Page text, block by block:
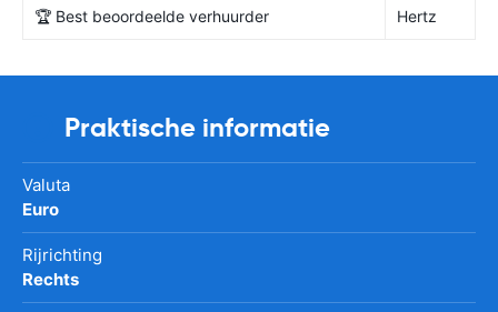
🏆 Best beoordeelde verhuurder Hertz
Praktische informatie
Valuta
Euro
Rijrichting
Rechts